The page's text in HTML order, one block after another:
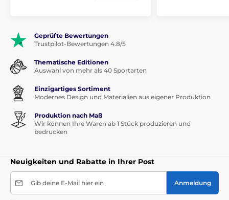
Geprüfte Bewertungen
Trustpilot-Bewertungen 4.8/5
Thematische Editionen
Auswahl von mehr als 40 Sportarten
Einzigartiges Sortiment
Modernes Design und Materialien aus eigener Produktion
Produktion nach Maß
Wir können Ihre Waren ab 1 Stück produzieren und
bedrucken
Neuigkeiten und Rabatte in Ihrer Post
Gib deine E-Mail hier ein Anmeldung